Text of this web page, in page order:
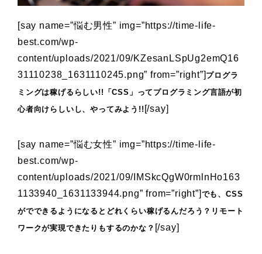
[say name=”悩む男性” img=”https://time-life-
best.com/wp-
content/uploads/2021/09/KZesanLSpUg2emQ16
31110238_1631110245.png” from=”right”] プログラ
ミングは稼げるらしい!!「CSS 」ってプログラミング言語が初
心者向けらしいし、やってみよう!! [/say]
[say name=”悩む女性” img=”https://time-life-
best.com/wp-
content/uploads/2021/09/IMSkcQgW0rmlnHo163
1133940_1631133944.png” from=”right”] でも、CSS
がでできるようになるとどれくらい稼げるんだろう？リモート
ワークが実現できたりもするのかな？ [/say]